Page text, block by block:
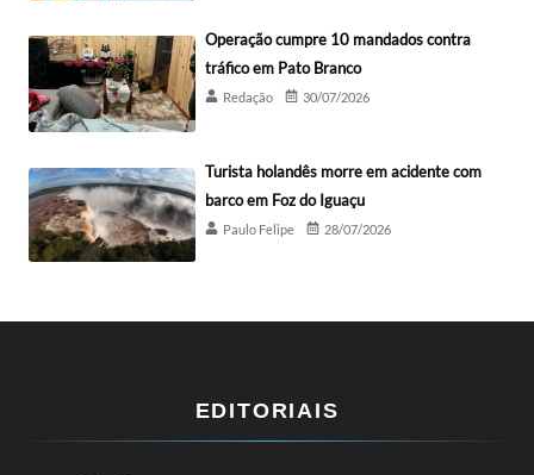
Operação cumpre 10 mandados contra
tráfico em Pato Branco
Redação 30/07/2026
Turista holandês morre em acidente com
barco em Foz do Iguaçu
Paulo Felipe 28/07/2026
EDITORIAIS